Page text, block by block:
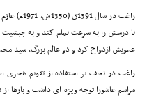
راغب در
عمویش ازدواج کرد و دو عالم بزرگ، سید
راغب در نجف بر استفاده از تقویم
مراسم عاشورا توجه ویژه اى داشت و بارها